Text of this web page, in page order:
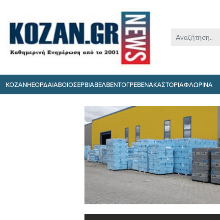
ΚΟΖΑΝΗΕΟΡΔΑΙΑΒΟΙΟΣΕΡΒΙΑΒΕΛΒΕΝΤΟΓΡΕΒΕΝΑΚΑΣΤΟΡΙΑΦΛΩΡΙΝΑ